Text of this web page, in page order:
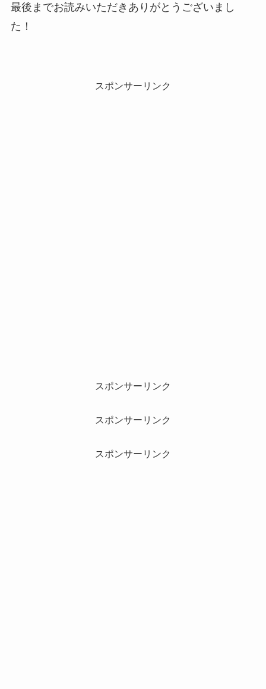
最後までお読みいただきありがとうございまし
た！
スポンサーリンク
スポンサーリンク
スポンサーリンク
スポンサーリンク